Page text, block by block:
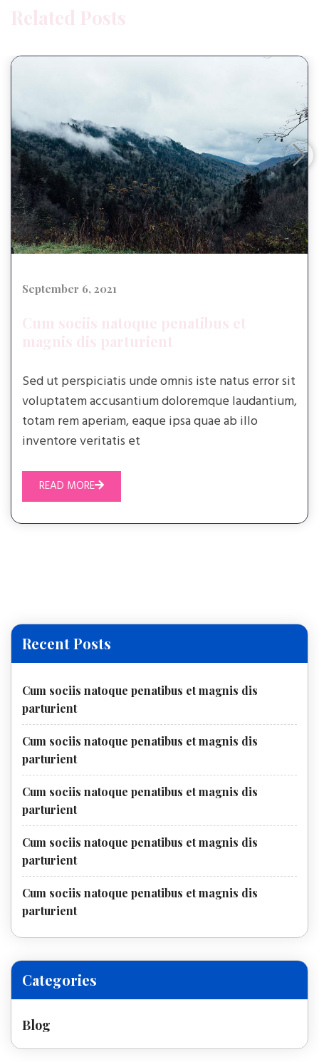
Related Posts
September 6, 2021
Cum sociis natoque penatibus et
magnis dis parturient
Sed ut perspiciatis unde omnis iste natus error sit
voluptatem accusantium doloremque laudantium,
totam rem aperiam, eaque ipsa quae ab illo
inventore veritatis et
READ MORE
Recent Posts
Cum sociis natoque penatibus et magnis dis
parturient
Cum sociis natoque penatibus et magnis dis
parturient
Cum sociis natoque penatibus et magnis dis
parturient
Cum sociis natoque penatibus et magnis dis
parturient
Cum sociis natoque penatibus et magnis dis
parturient
Categories
Blog